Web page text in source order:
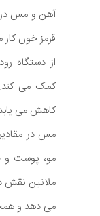
آهن و مس در
قرمز خون
از دستگاه
کمک می
کاهش می
مس در
مو، پوست و
ملانین نقش
می دهد و